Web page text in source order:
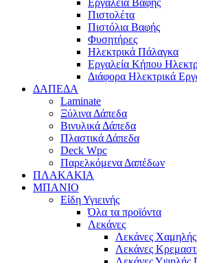
Πιστολέτα
Πιστόλια Βαφής
Φυσητήρες
Ηλεκτρικά Πάλαγκα
Εργαλεία Κήπου
Διάφορα Ηλεκτρικά
ΔΑΠΕΔΑ
Laminate
Ξύλινα Δάπεδα
Βινυλικά Δάπεδα
Πλαστικά Δάπεδα
Deck Wpc
Παρελκόμενα Δαπέδων
ΠΛΑΚΑΚΙΑ
ΜΠΑΝΙΟ
Είδη Υγιεινής
Όλα τα προϊόντα
Λεκάνες
Λεκάνες
Λεκάνες